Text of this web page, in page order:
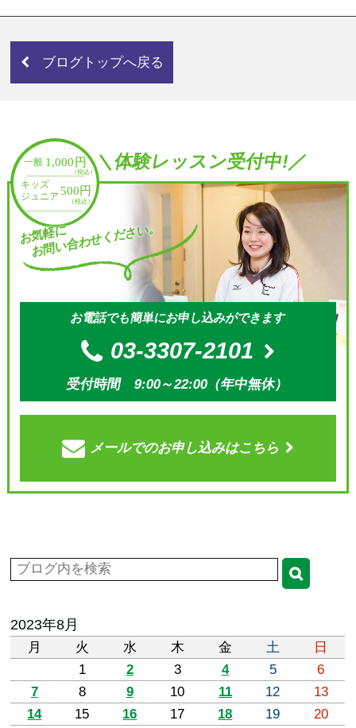
ブログトップへ戻る
＼体験レッスン受付中!／
お気軽に
お問い合わせください。
お電話でも簡単にお申し込みができます
03-3307-2101
受付時間 9:00～22:00（年中無休）
メールでのお申し込みはこちら
2023年8月
月 火 水 木 金 土
日
1
2 3 4 5
6
7
8 9 10 11 12
13
14
15 16 17 18 19
20